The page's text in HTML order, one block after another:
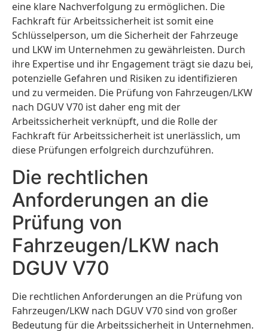
eine klare Nachverfolgung zu ermöglichen. Die
Fachkraft für Arbeitssicherheit ist somit eine
Schlüsselperson, um die Sicherheit der Fahrzeuge
und LKW im Unternehmen zu gewährleisten. Durch
ihre Expertise und ihr Engagement trägt sie dazu bei,
potenzielle Gefahren und Risiken zu identifizieren
und zu vermeiden. Die Prüfung von Fahrzeugen/LKW
nach DGUV V70 ist daher eng mit der
Arbeitssicherheit verknüpft, und die Rolle der
Fachkraft für Arbeitssicherheit ist unerlässlich, um
diese Prüfungen erfolgreich durchzuführen.
Die rechtlichen
Anforderungen an die
Prüfung von
Fahrzeugen/LKW nach
DGUV V70
Die rechtlichen Anforderungen an die Prüfung von
Fahrzeugen/LKW nach DGUV V70 sind von großer
Bedeutung für die Arbeitssicherheit in Unternehmen.